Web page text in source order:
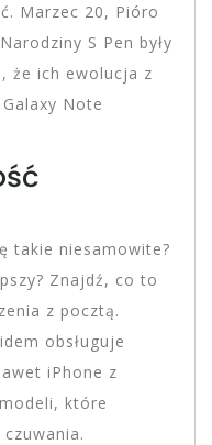
Marzec 20, Pióro
S Pen były
że ich ewolucja z
Note
takie niesamowite?
Znajdź, co to
z pocztą.
obsługuje
iPhone z
które